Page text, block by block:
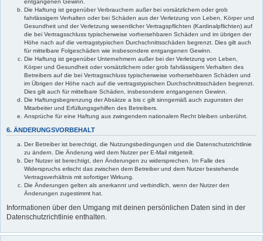
entgangenen Gewinn.
Die Haftung ist gegenüber Verbrauchern außer bei vorsätzlichem oder grob
fahrlässigem Verhalten oder bei Schäden aus der Verletzung von Leben, Körper und
Gesundheit und der Verletzung wesentlicher Vertragspflichten (Kardinalpflichten) auf
die bei Vertragsschluss typischerweise vorhersehbaren Schäden und im übrigen der
Höhe nach auf die vertragstypischen Durchschnittsschäden begrenzt. Dies gilt auch
für mittelbare Folgeschäden wie insbesondere entgangenen Gewinn.
Die Haftung ist gegenüber Unternehmern außer bei der Verletzung von Leben,
Körper und Gesundheit oder vorsätzlichem oder grob fahrlässigem Verhalten des
Betreibers auf die bei Vertragsschluss typischerweise vorhersehbaren Schäden und
im Übrigen der Höhe nach auf die vertragstypischen Durchschnittsschäden begrenzt.
Dies gilt auch für mittelbare Schäden, insbesondere entgangenen Gewinn.
Die Haftungsbegrenzung der Absätze a bis c gilt sinngemäß auch zugunsten der
Mitarbeiter und Erfüllungsgehilfen des Betreibers.
Ansprüche für eine Haftung aus zwingendem nationalem Recht bleiben unberührt.
6. ÄNDERUNGSVORBEHALT
Der Betreiber ist berechtigt, die Nutzungsbedingungen und die Datenschutzrichtlinie
zu ändern. Die Änderung wird dem Nutzer per E-Mail mitgeteilt.
Der Nutzer ist berechtigt, den Änderungen zu widersprechen. Im Falle des
Widerspruchs erlischt das zwischen dem Betreiber und dem Nutzer bestehende
Vertragsverhältnis mit sofortiger Wirkung.
Die Änderungen gelten als anerkannt und verbindlich, wenn der Nutzer den
Änderungen zugestimmt hat.
Informationen über den Umgang mit deinen persönlichen Daten sind in der
Datenschutzrichtlinie enthalten.